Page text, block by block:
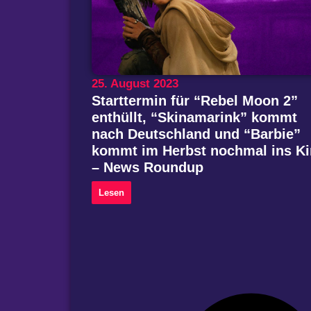
25. August 2023
Starttermin für “Rebel Moon 2”
enthüllt, “Skinamarink” kommt
nach Deutschland und “Barbie”
kommt im Herbst nochmal ins
– News Roundup
Lesen